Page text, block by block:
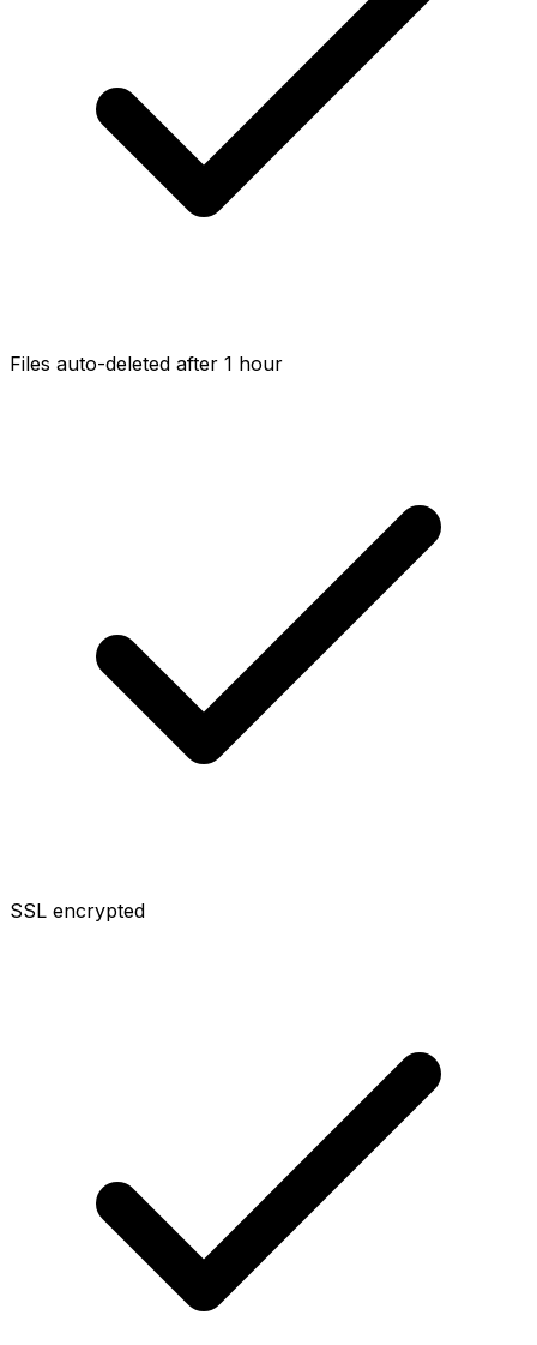
Files auto-deleted after 1 hour
SSL encrypted